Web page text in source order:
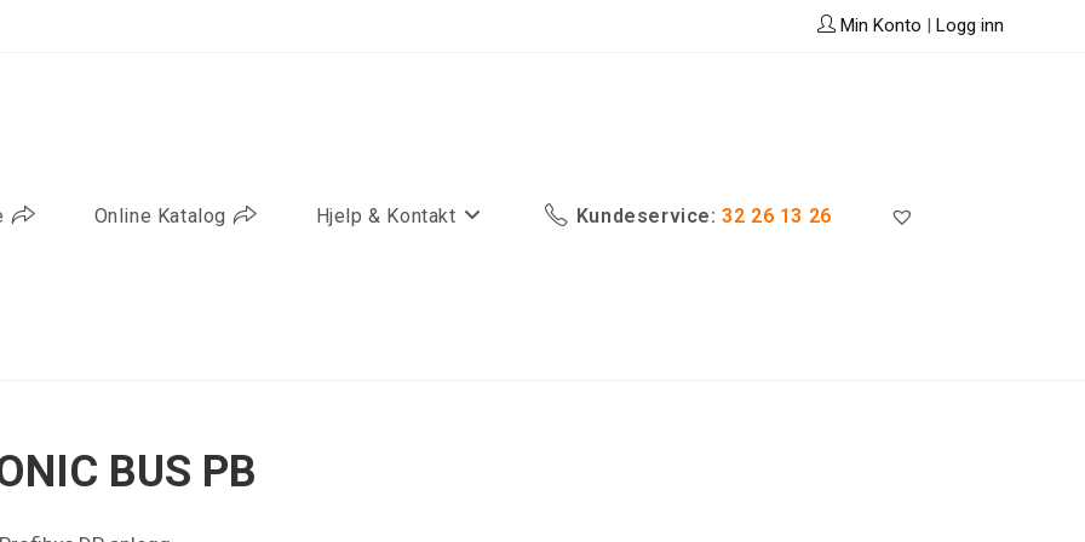
Min Konto | Logg inn
Online Katalog Hjelp & Kontakt Kundeservice: 32 26 13 26
BUS PB